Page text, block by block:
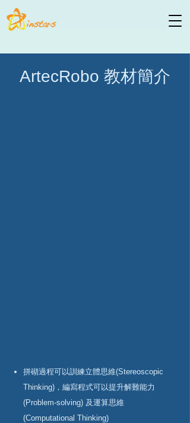
ArtecRobo 教材簡介
拼砌過程可以訓練立體思維(Stereoscopic
Thinking)，編寫程式可以提升解難能力
(Problem-solving) 及運算思維
(Computational Thinking)